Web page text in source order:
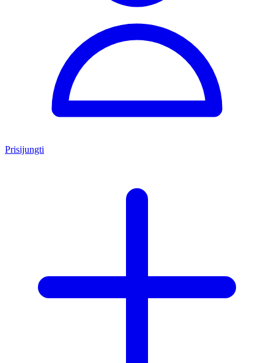
Prisijungti